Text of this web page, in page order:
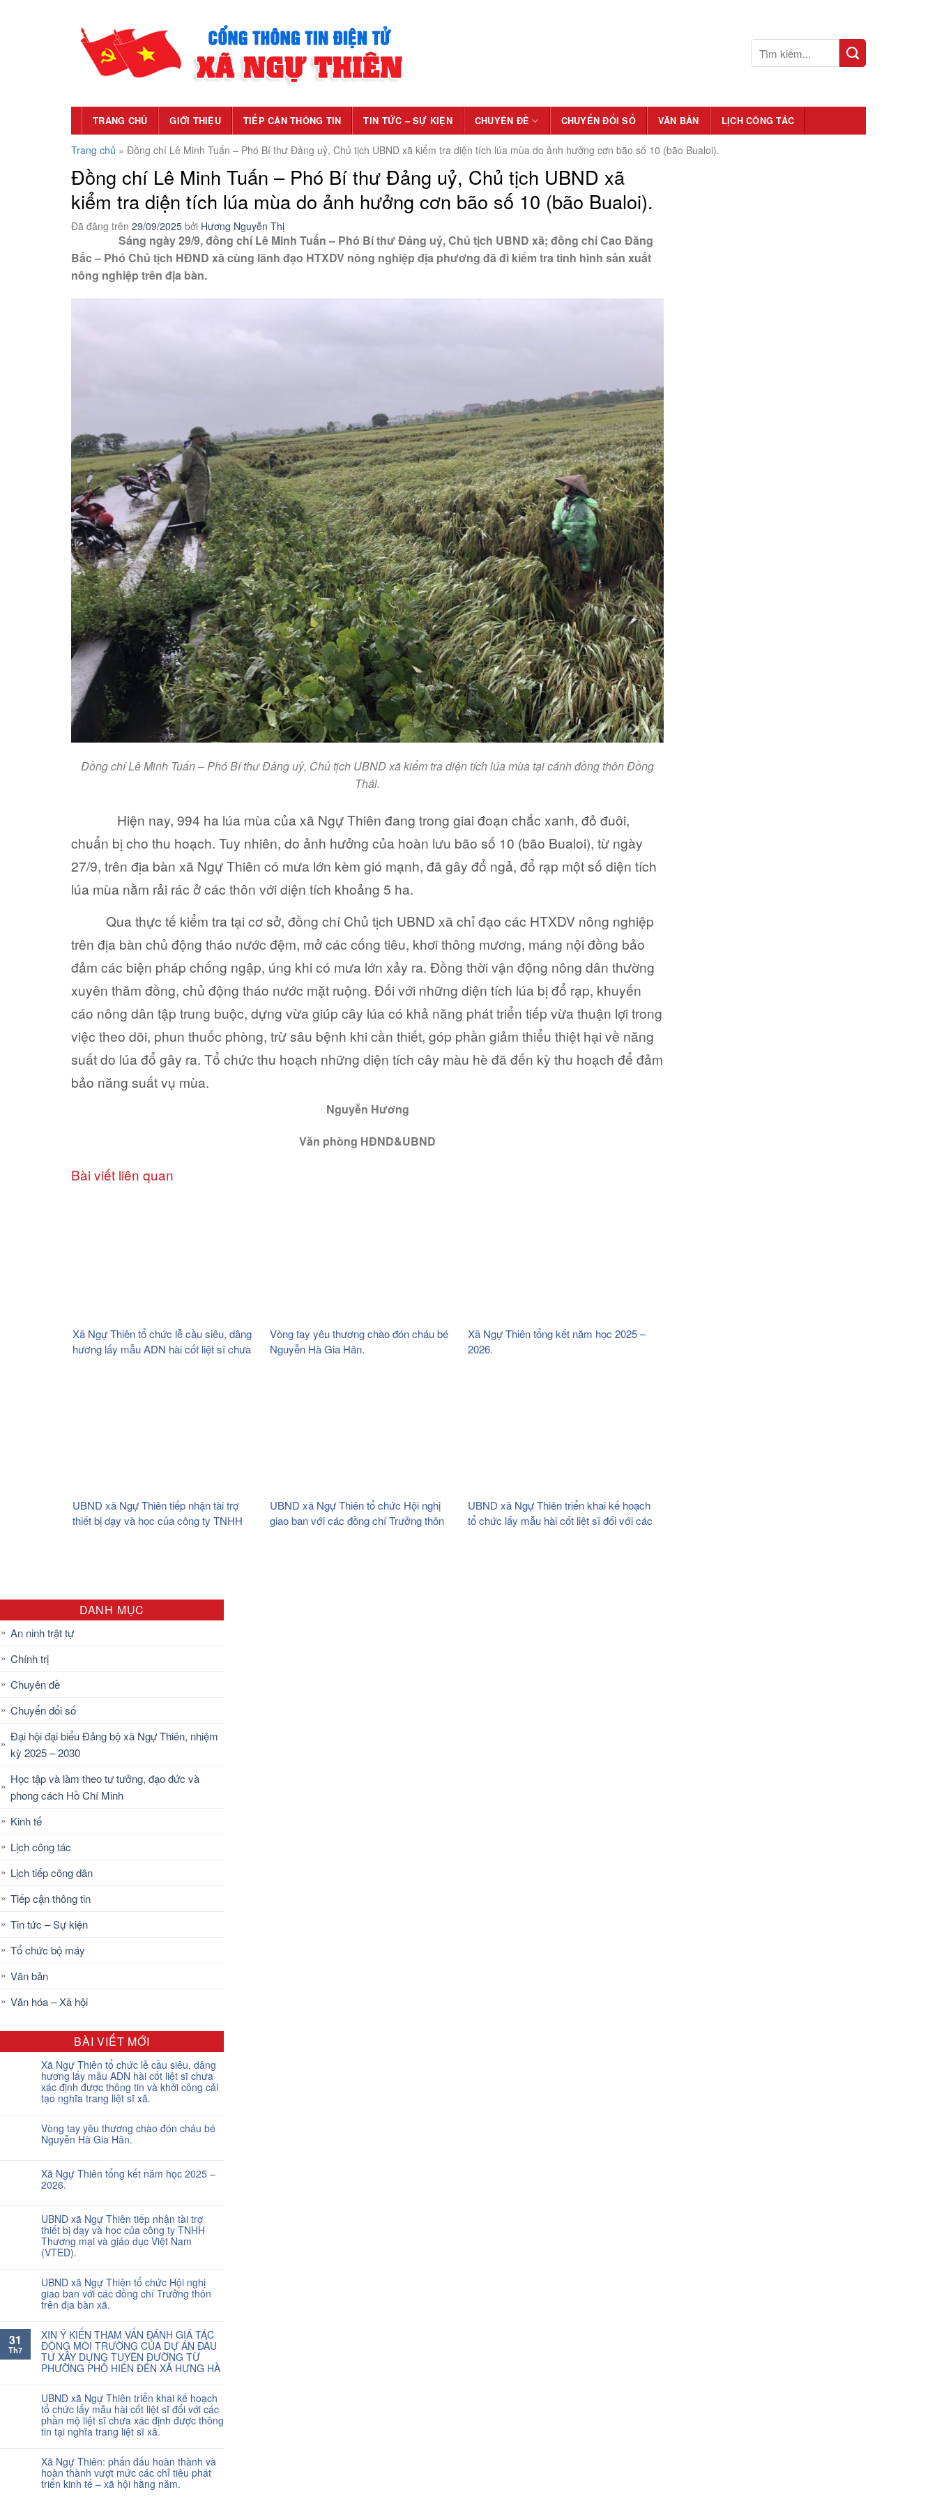
TRANG CHỦ GIỚI THIỆU TIẾP CẬN THÔNG TIN TIN TỨC – SỰ KIỆN CHUYÊN ĐỀ CHUYỂN ĐỔI SỐ VĂN BẢN LỊCH CÔNG TÁC
Trang chủ » Đồng chí Lê Minh Tuấn – Phó Bí thư Đảng uỷ, Chủ tịch UBND xã kiểm tra diện tích lúa mùa do ảnh hưởng cơn bão số 10 (bão Bualoi).
Đồng chí Lê Minh Tuấn – Phó Bí thư Đảng uỷ, Chủ tịch UBND xã
kiểm tra diện tích lúa mùa do ảnh hưởng cơn bão số 10 (bão Bualoi).
Đã đăng trên 29/09/2025 bởi Hương Nguyễn Thị
Sáng ngày 29/9, đồng chí Lê Minh Tuấn – Phó Bí thư Đảng uỷ, Chủ tịch UBND xã; đồng chí Cao Đăng
Bắc – Phó Chủ tịch HĐND xã cùng lãnh đạo HTXDV nông nghiệp địa phương đã đi kiểm tra tình hình sản xuất
nông nghiệp trên địa bàn.
Đồng chí Lê Minh Tuấn – Phó Bí thư Đảng uỷ, Chủ tịch UBND xã kiểm tra diện tích lúa mùa tại cánh đồng thôn Đồng
Thái.
Hiện nay, 994 ha lúa mùa của xã Ngự Thiên đang trong giai đoạn chắc xanh, đỏ đuôi,
chuẩn bị cho thu hoạch. Tuy nhiên, do ảnh hưởng của hoàn lưu bão số 10 (bão Bualoi), từ ngày
27/9, trên địa bàn xã Ngự Thiên có mưa lớn kèm gió mạnh, đã gây đổ ngả, đổ rạp một số diện tích
lúa mùa nằm rải rác ở các thôn với diện tích khoảng 5 ha.
Qua thực tế kiểm tra tại cơ sở, đồng chí Chủ tịch UBND xã chỉ đạo các HTXDV nông nghiệp
trên địa bàn chủ động tháo nước đệm, mở các cống tiêu, khơi thông mương, máng nội đồng bảo
đảm các biện pháp chống ngập, úng khi có mưa lớn xảy ra. Đồng thời vận động nông dân thường
xuyên thăm đồng, chủ động tháo nước mặt ruộng. Đối với những diện tích lúa bị đổ rạp, khuyến
cáo nông dân tập trung buộc, dựng vừa giúp cây lúa có khả năng phát triển tiếp vừa thuận lợi trong
việc theo dõi, phun thuốc phòng, trừ sâu bệnh khi cần thiết, góp phần giảm thiểu thiệt hại về năng
suất do lúa đổ gây ra. Tổ chức thu hoạch những diện tích cây màu hè đã đến kỳ thu hoạch để đảm
bảo năng suất vụ mùa.
Nguyễn Hương
Văn phòng HĐND&UBND
Bài viết liên quan
Xã Ngự Thiên tổ chức lễ cầu siêu, dâng
hương lấy mẫu ADN hài cốt liệt sĩ chưa
Vòng tay yêu thương chào đón cháu bé
Nguyễn Hà Gia Hân.
Xã Ngự Thiên tổng kết năm học 2025 –
2026.
UBND xã Ngự Thiên tiếp nhận tài trợ
thiết bị dạy và học của công ty TNHH
UBND xã Ngự Thiên tổ chức Hội nghị
giao ban với các đồng chí Trưởng thôn
UBND xã Ngự Thiên triển khai kế hoạch
tổ chức lấy mẫu hài cốt liệt sĩ đối với các
DANH MỤC
An ninh trật tự
Chính trị
Chuyên đề
Chuyển đổi số
Đại hội đại biểu Đảng bộ xã Ngự Thiên, nhiệm
kỳ 2025 – 2030
Học tập và làm theo tư tưởng, đạo đức và
phong cách Hồ Chí Minh
Kinh tế
Lịch công tác
Lịch tiếp công dân
Tiếp cận thông tin
Tin tức – Sự kiện
Tổ chức bộ máy
Văn bản
Văn hóa – Xã hội
BÀI VIẾT MỚI
Xã Ngự Thiên tổ chức lễ cầu siêu, dâng
hương lấy mẫu ADN hài cốt liệt sĩ chưa
xác định được thông tin và khởi công cải
tạo nghĩa trang liệt sĩ xã.
Vòng tay yêu thương chào đón cháu bé
Nguyễn Hà Gia Hân.
Xã Ngự Thiên tổng kết năm học 2025 –
2026.
UBND xã Ngự Thiên tiếp nhận tài trợ
thiết bị dạy và học của công ty TNHH
Thương mại và giáo dục Việt Nam
(VTED).
UBND xã Ngự Thiên tổ chức Hội nghị
giao ban với các đồng chí Trưởng thôn
trên địa bàn xã.
31
Th7
XIN Ý KIẾN THAM VẤN ĐÁNH GIÁ TÁC
ĐỘNG MÔI TRƯỜNG CỦA DỰ ÁN ĐẦU
TƯ XÂY DỰNG TUYẾN ĐƯỜNG TỪ
PHƯỜNG PHỐ HIẾN ĐẾN XÃ HƯNG HÀ
UBND xã Ngự Thiên triển khai kế hoạch
tổ chức lấy mẫu hài cốt liệt sĩ đối với các
phần mộ liệt sĩ chưa xác định được thông
tin tại nghĩa trang liệt sĩ xã.
Xã Ngự Thiên: phấn đấu hoàn thành và
hoàn thành vượt mức các chỉ tiêu phát
triển kinh tế – xã hội hằng năm.